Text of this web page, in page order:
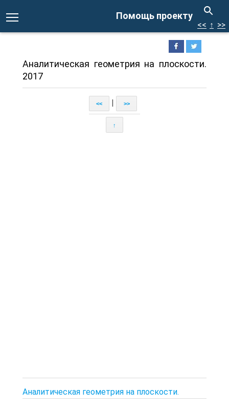
Помощь проекту
<< ↑ >>
Аналитическая геометрия на плоскости.
2017
<< >>
↑
Аналитическая геометрия на плоскости.